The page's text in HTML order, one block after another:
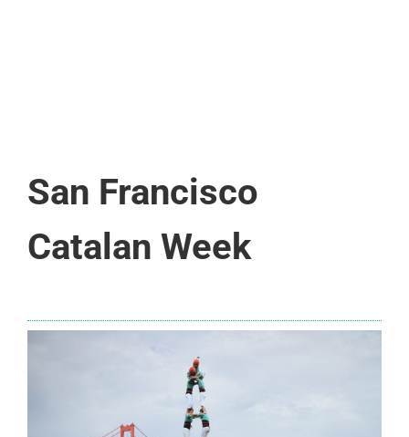
San Francisco
Catalan Week